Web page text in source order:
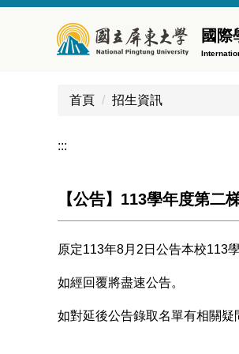
國際
首頁 招生資訊
:::
【公告】113學年度第二
原定113年8月2日公告本校113
如經回覆將盡速公告。
如對延後公告錄取名單有相關疑